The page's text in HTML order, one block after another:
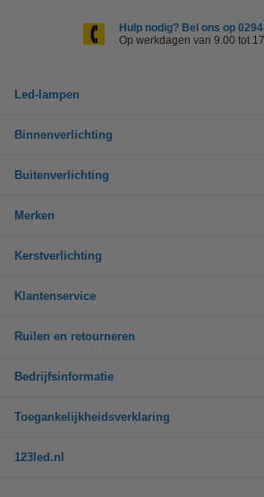
Hulp nodig? Bel ons op
Op werkdagen van 9.00 tot
Led-lampen
Binnenverlichting
Buitenverlichting
Merken
Kerstverlichting
Klantenservice
Ruilen en retourneren
Bedrijfsinformatie
Toegankelijkheidsverklaring
123led.nl